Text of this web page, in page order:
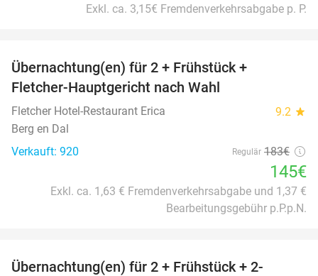
Exkl. ca. 3,15€ Fremdenverkehrsabgabe p. P.
Übernachtung(en) für 2 + Frühstück +
Fletcher-Hauptgericht nach Wahl
Fletcher Hotel-Restaurant Erica 9.2 star
Berg en Dal
Verkauft: 920
Regulär 183€
145€
Exkl. ca. 1,63 € Fremdenverkehrsabgabe und 1,37 €
Bearbeitungsgebühr p.P.p.N.
Übernachtung(en) für 2 + Frühstück + 2-